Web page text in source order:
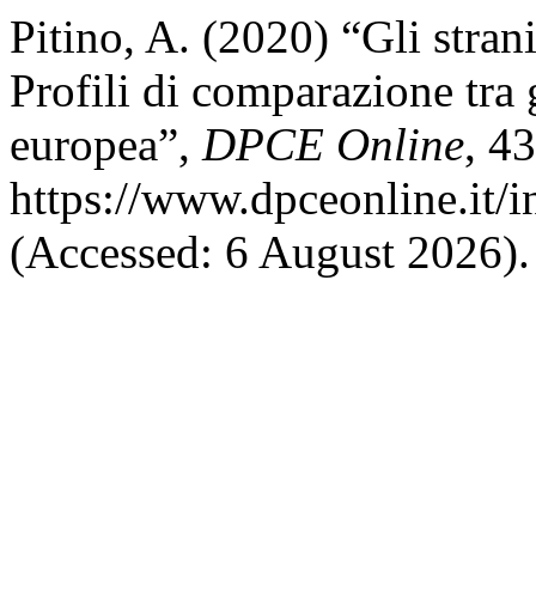
Pitino, A. (2020) “Gli
Profili di comparazione tra
europea”, DPCE Online,
https://www.dpceonline.it/
(Accessed: 6 August 2026).